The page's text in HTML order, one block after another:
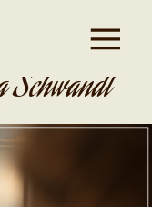
Schwandt